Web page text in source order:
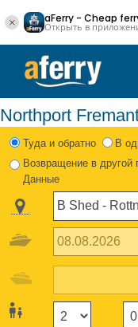
aFerry - Cheap
Открыть в
Northport
Туда и обратно
В
Возвращение в другой
Данные